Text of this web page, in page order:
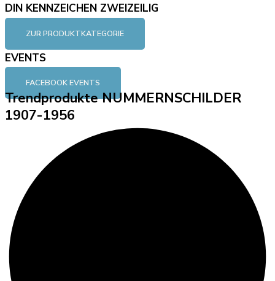
DIN KENNZEICHEN ZWEIZEILIG
ZUR PRODUKTKATEGORIE
EVENTS
FACEBOOK EVENTS
Trendprodukte NUMMERNSCHILDER
1907-1956